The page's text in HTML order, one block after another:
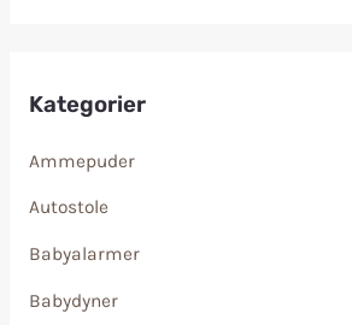
Kategorier
Ammepuder
Autostole
Babyalarmer
Babydyner